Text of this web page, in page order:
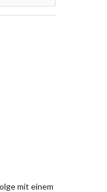
mit einem